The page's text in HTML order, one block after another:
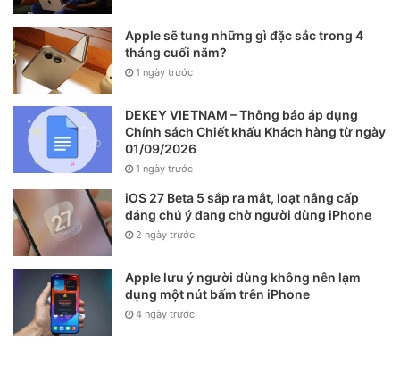
Apple sẽ tung những gì đặc sắc trong 4
tháng cuối năm?
1 ngày trước
DEKEY VIETNAM – Thông báo áp dụng
Chính sách Chiết khấu Khách hàng từ ngày
01/09/2026
1 ngày trước
iOS 27 Beta 5 sắp ra mắt, loạt nâng cấp
đáng chú ý đang chờ người dùng iPhone
2 ngày trước
Apple lưu ý người dùng không nên lạm
dụng một nút bấm trên iPhone
4 ngày trước